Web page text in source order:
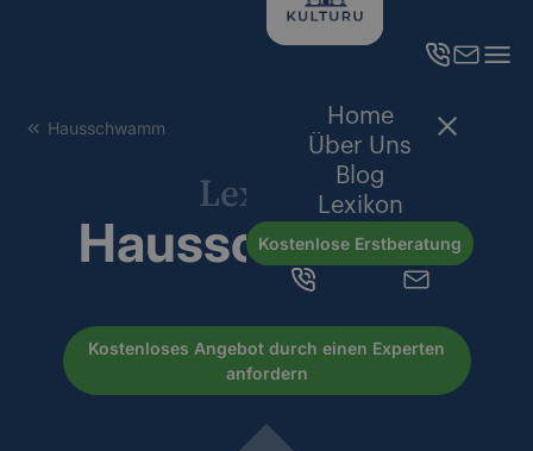
Home
Über Uns
Blog
Lexikon
Kostenlose Erstberatung
Hausschwamm
Lexikon
Hausschwamm
Kostenloses Angebot durch einen Experten
anfordern